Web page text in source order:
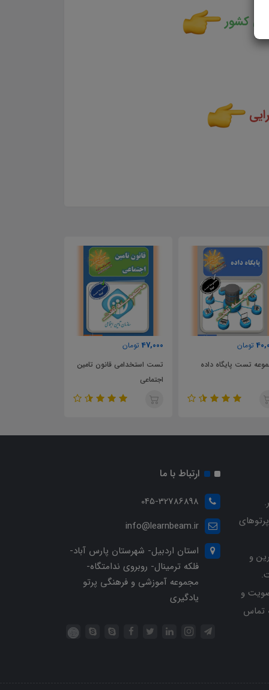
کشور
تومان
تست پایگاه داده
47,000 تومان
تست استخدامی قانون تامین
اجتماعی
و
و
خرید با شماره تلفن 04532786898 تماس
ارتباط با ما
045-32786898
info@learnbeam.ir
استان اردبیل- شهرستان پارس آباد-
فلکه ترمینال- روبروی ندامتگاه-
مجموعه آموزشی و فرهنگی پرتو
یادگیری